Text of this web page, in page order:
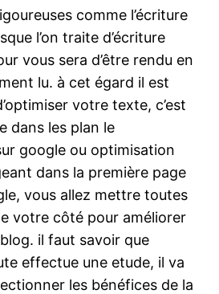
comme l’écriture
l’on traite d’écriture
vous sera d’être rendu en
lu. à cet égard il est
votre texte, c’est
dans les plan le
google ou optimisation
dans la première page
vous allez mettre toutes
votre côté pour améliorer
il faut savoir que
effectue une etude, il va
les bénéfices de la